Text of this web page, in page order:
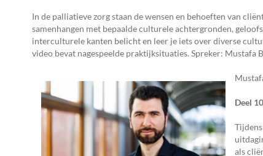
In de palliatieve zorg staan de wensen en behoeften van
samenhangen met bepaalde culturele achtergronden,
interculturele kanten belicht en leer je iets over diverse
video bevat nagespeelde praktijksituaties. Spreker: Mustafa
Deel
als